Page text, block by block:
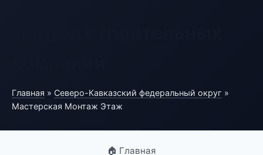
Главная » Северо-Кавказский федеральный округ »
Мастерская Монтаж Этаж
🏠 Главная